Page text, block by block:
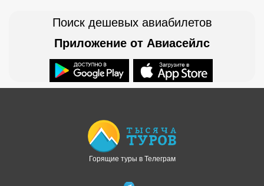
Поиск дешевых авиабилетов
Приложение от Авиасейлс
Горящие туры в Телеграм